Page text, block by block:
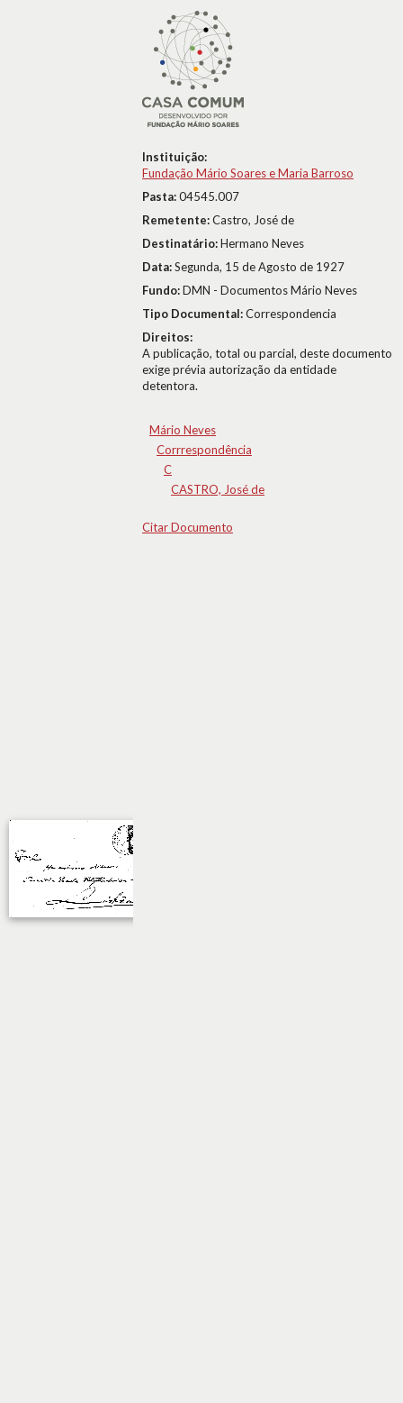
Instituição:
Fundação Mário Soares e Maria Barroso
Pasta:04545.007
Remetente:Castro, José de
Destinatário:Hermano Neves
Data:Segunda, 15 de Agosto de 1927
Fundo:DMN - Documentos Mário Neves
Tipo Documental:Correspondencia
Direitos:
A publicação, total ou parcial, deste documento
exige prévia autorização da entidade
detentora.
Mário Neves
Corrrespondência
C
CASTRO, José de
Citar Documento